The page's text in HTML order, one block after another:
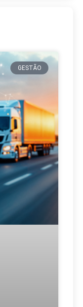
GESTÃO